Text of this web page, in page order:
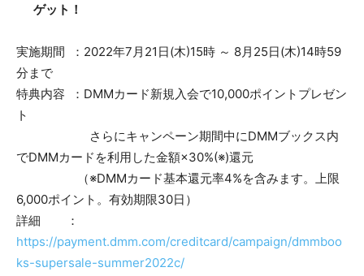
ゲット！
実施期間 ：2022年7月21日(木)15時 ～ 8月25日(木)14時59
分まで
特典内容 ：DMMカード新規入会で10,000ポイントプレゼン
ト
さらにキャンペーン期間中にDMMブックス内
でDMMカードを利用した金額×30%(※)還元
（※DMMカード基本還元率4%を含みます。上限
6,000ポイント。有効期限30日）
詳細 ：
https://payment.dmm.com/creditcard/campaign/dmmboo
ks-supersale-summer2022c/